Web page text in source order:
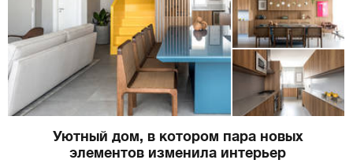
Уютный дом, в котором пара новых
элементов изменила интерьер